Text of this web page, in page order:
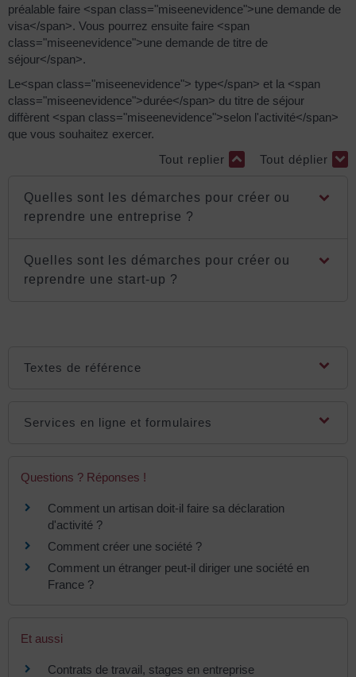
préalable faire <span class="miseenevidence">une demande de
visa</span>. Vous pourrez ensuite faire <span
class="miseenevidence">une demande de titre de
séjour</span>.
Le<span class="miseenevidence"> type</span> et la <span
class="miseenevidence">durée</span> du titre de séjour
diffèrent <span class="miseenevidence">selon l'activité</span>
que vous souhaitez exercer.
Tout replier
Tout déplier
Quelles sont les démarches pour créer ou
reprendre une entreprise ?
Quelles sont les démarches pour créer ou
reprendre une start-up ?
Textes de référence
Services en ligne et formulaires
Questions ? Réponses !
Comment un artisan doit-il faire sa déclaration
d'activité ?
Comment créer une société ?
Comment un étranger peut-il diriger une société en
France ?
Et aussi
Contrats de travail, stages en entreprise